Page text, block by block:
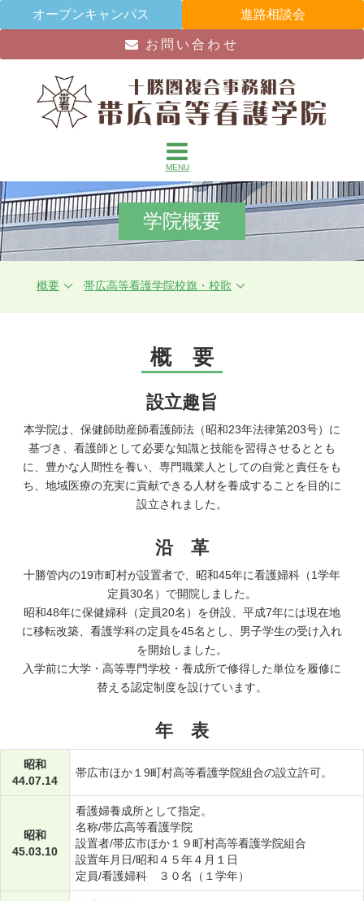
オープンキャンパス 進路相談会
お問い合わせ
MENU
学院概要
概要 帯広高等看護学院校旗・校歌
概 要
設立趣旨
本学院は、保健師助産師看護師法（昭和23年法律第203号）に
基づき、看護師として必要な知識と技能を習得させるととも
に、豊かな人間性を養い、専門職業人としての自覚と責任をも
ち、地域医療の充実に貢献できる人材を養成することを目的に
設立されました。
沿 革
十勝管内の19市町村が設置者で、昭和45年に看護婦科（1学年
定員30名）で開院しました。
昭和48年に保健婦科（定員20名）を併設、平成7年には現在地
に移転改築、看護学科の定員を45名とし、男子学生の受け入れ
を開始しました。
入学前に大学・高等専門学校・養成所で修得した単位を履修に
替える認定制度を設けています。
年 表
昭和
44.07.14
帯広市ほか１9町村高等看護学院組合の設立許可。
昭和
45.03.10
看護婦養成所として指定。
名称/帯広高等看護学院
設置者/帯広市ほか１９町村高等看護学院組合
設置年月日/昭和４５年４月１日
定員/看護婦科 ３０名（１学年）